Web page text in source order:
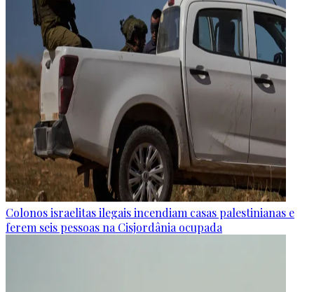
Colonos israelitas ilegais incendiam casas palestinianas e
ferem seis pessoas na Cisjordânia ocupada